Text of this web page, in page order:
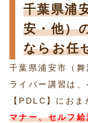
千葉県浦
安・他）
ならお任
千葉県浦安市（
ライバー講習は
【PDLC】にお
マナー、セルフ給